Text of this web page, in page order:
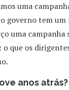
uma
governo tem
uma campanha
que os
anos atrás?